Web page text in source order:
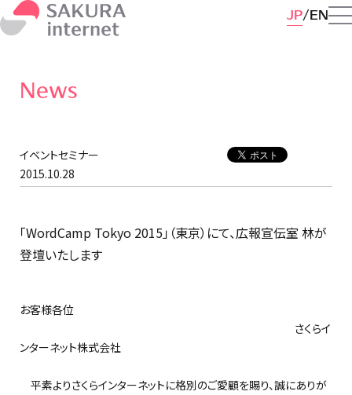
JP EN
News
イベントセミナー
2015.10.28
「WordCamp Tokyo 2015」（東京）にて、広報宣伝室 林が
登壇いたします
お客様各位
さくらイ
ンターネット株式会社
平素よりさくらインターネットに格別のご愛顧を賜り、誠にありが